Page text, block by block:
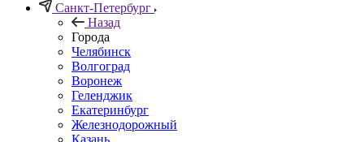
Санкт-Петербург
Назад
Города
Челябинск
Волгоград
Воронеж
Геленджик
Екатеринбург
Железнодорожный
Казань